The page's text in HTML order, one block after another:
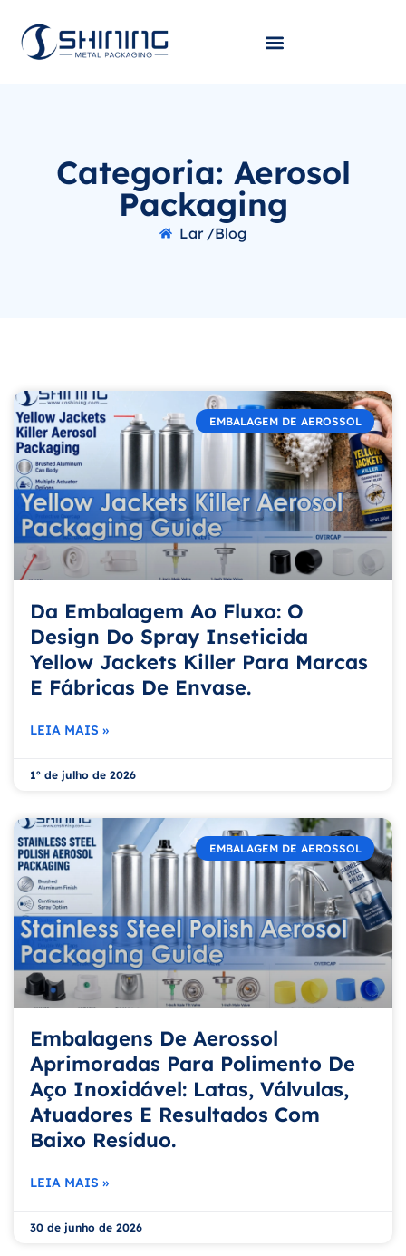
Categoria: Aerosol
Packaging
Lar /Blog
EMBALAGEM DE AEROSSOL
Da Embalagem Ao Fluxo: O
Design Do Spray Inseticida
Yellow Jackets Killer Para Marcas
E Fábricas De Envase.
LEIA MAIS »
1º de julho de 2026
EMBALAGEM DE AEROSSOL
Embalagens De Aerossol
Aprimoradas Para Polimento De
Aço Inoxidável: Latas, Válvulas,
Atuadores E Resultados Com
Baixo Resíduo.
LEIA MAIS »
30 de junho de 2026